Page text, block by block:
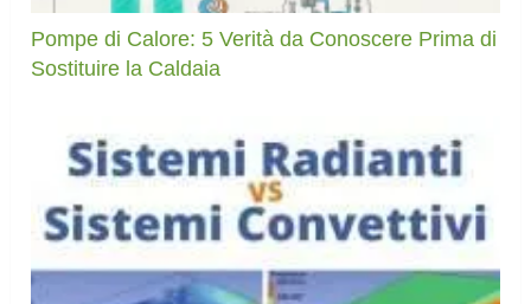
Pompe di Calore: 5 Verità da Conoscere Prima di
Sostituire la Caldaia